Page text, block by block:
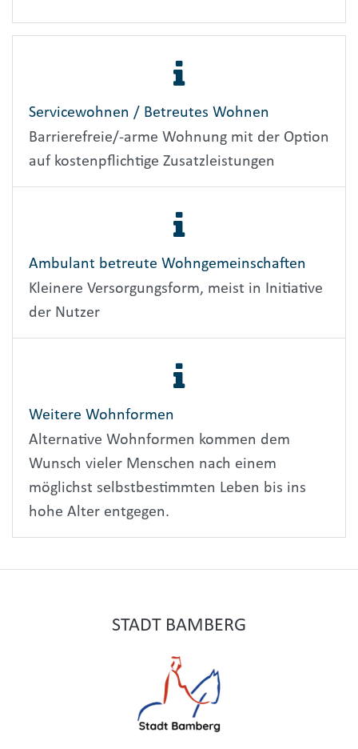
Servicewohnen / Betreutes Wohnen
Barrierefreie/-arme Wohnung mit der Option
auf kostenpflichtige Zusatzleistungen
Ambulant betreute Wohngemeinschaften
Kleinere Versorgungsform, meist in Initiative
der Nutzer
Weitere Wohnformen
Alternative Wohnformen kommen dem
Wunsch vieler Menschen nach einem
möglichst selbstbestimmten Leben bis ins
hohe Alter entgegen.
STADT BAMBERG